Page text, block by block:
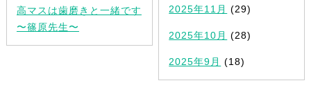
高マスは歯磨きと一緒です
〜篠原先生〜
2025年11月 (29)
2025年10月 (28)
2025年9月 (18)